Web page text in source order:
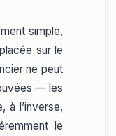
simple,
sur le
ne peut
— les
à l’inverse,
le